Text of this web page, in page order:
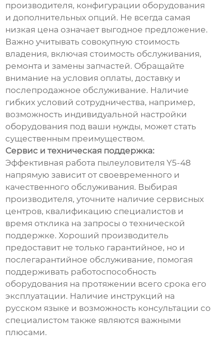
производителя, конфигурации оборудования
и дополнительных опций. Не всегда самая
низкая цена означает выгодное предложение.
Важно учитывать совокупную стоимость
владения, включая стоимость обслуживания,
ремонта и замены запчастей. Обращайте
внимание на условия оплаты, доставку и
послепродажное обслуживание. Наличие
гибких условий сотрудничества, например,
возможность индивидуальной настройки
оборудования под ваши нужды, может стать
существенным преимуществом.
Сервис и техническая поддержка:
Эффективная работа пылеуловителя Y5-48
напрямую зависит от своевременного и
качественного обслуживания. Выбирая
производителя, уточните наличие сервисных
центров, квалификацию специалистов и
время отклика на запросы о технической
поддержке. Хороший производитель
предоставит не только гарантийное, но и
послегарантийное обслуживание, помогая
поддерживать работоспособность
оборудования на протяжении всего срока его
эксплуатации. Наличие инструкций на
русском языке и возможность консультации со
специалистом также являются важными
плюсами.